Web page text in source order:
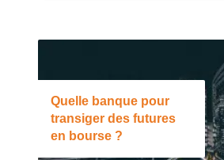
Quelle banque pour
transiger des futures
en bourse ?